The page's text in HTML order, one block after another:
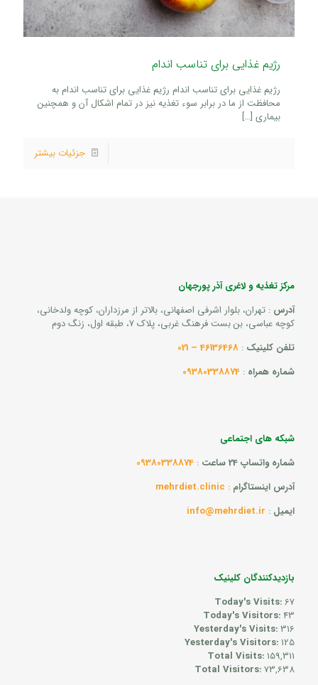
رژیم غذایی برای تناسب اندام
رژیم غذایی برای تناسب اندام رژیم غذایی برای تناسب اندام به
محافظت از ما در برابر سوء تغذیه نیز در تمام اشکال آن و همچنین
بیماری […]
جزئیات بیشتر
مرکز تغذیه و لاغری آذر پورجهان
آدرس : تهران، بلوار اشرفی اصفهانی، بالاتر از مرزداران، کوچه ولدخانی،
کوچه عباسی، بن بست فرهنگ غربی، پلاک 7، طبقه اول، زنگ دوم
تلفن کلینیک :
46136468 – 021
شماره همراه :
09380338874
شبکه های اجتماعی
شماره واتساپ 24 ساعت
:
09380338874
آدرس اینستاگرام :
mehrdiet.clinic
ایمیل :
info@mehrdiet.ir
بازدیدکنندگان کلینیک
Today's Visits:67
Today's Visitors:43
Yesterday's Visits:316
Yesterday's Visitors:125
Total Visits:159,311
Total Visitors:73,638